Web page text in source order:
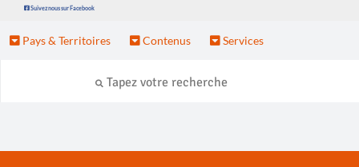
Suivez nous sur Facebook
Pays & Territoires Contenus Services